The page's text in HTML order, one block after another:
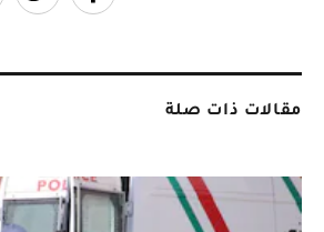
مقالات ذات صلة